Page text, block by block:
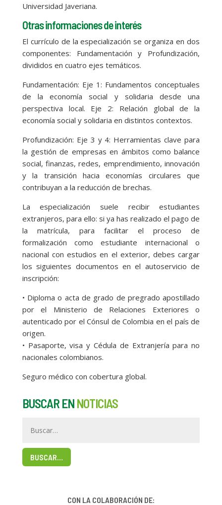
Universidad Javeriana.
Otras informaciones de interés
El currículo de la especialización se organiza en dos
componentes: Fundamentación y Profundización,
divididos en cuatro ejes temáticos.
Fundamentación: Eje 1: Fundamentos conceptuales
de la economía social y solidaria desde una
perspectiva local. Eje 2: Relación global de la
economía social y solidaria en distintos contextos.
Profundización: Eje 3 y 4: Herramientas clave para
la gestión de empresas en ámbitos como balance
social, finanzas, redes, emprendimiento, innovación
y la transición hacia economías circulares que
contribuyan a la reducción de brechas.
La especialización suele recibir estudiantes
extranjeros, para ello: si ya has realizado el pago de
la matrícula, para facilitar el proceso de
formalización como estudiante internacional o
nacional con estudios en el exterior, debes cargar
los siguientes documentos en el autoservicio de
inscripción:
• Diploma o acta de grado de pregrado apostillado
por el Ministerio de Relaciones Exteriores o
autenticado por el Cónsul de Colombia en el país de
origen.
• Pasaporte, visa y Cédula de Extranjería para no
nacionales colombianos.
Seguro médico con cobertura global.
BUSCAR EN NOTICIAS
BUSCAR…
CON LA COLABORACIÓN DE: